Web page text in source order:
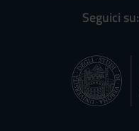
Seguici su: